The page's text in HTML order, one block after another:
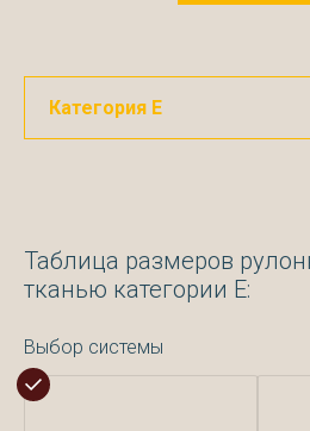
Таблица размеров
тканью категории Е:
Выбор системы